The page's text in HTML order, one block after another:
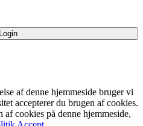
Login
af denne hjemmeside bruger vi
accepterer du brugen af cookies.
cookies på denne hjemmeside,